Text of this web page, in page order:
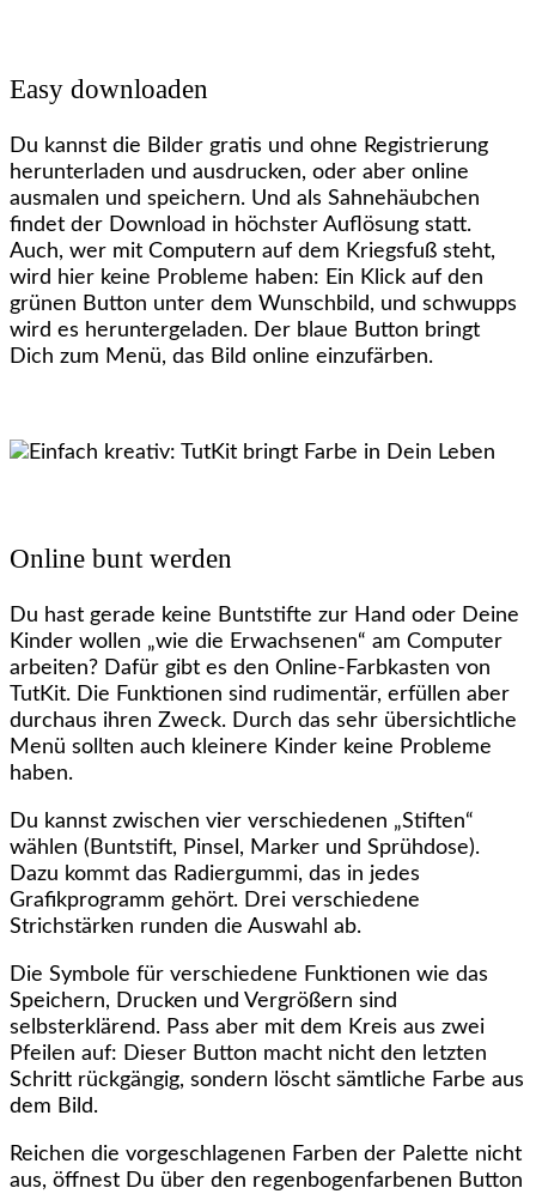
Easy downloaden
Du kannst die Bilder gratis und ohne Registrierung
herunterladen und ausdrucken, oder aber online
ausmalen und speichern. Und als Sahnehäubchen
findet der Download in höchster Auflösung statt.
Auch, wer mit Computern auf dem Kriegsfuß steht,
wird hier keine Probleme haben: Ein Klick auf den
grünen Button unter dem Wunschbild, und schwupps
wird es heruntergeladen. Der blaue Button bringt
Dich zum Menü, das Bild online einzufärben.
Online bunt werden
Du hast gerade keine Buntstifte zur Hand oder Deine
Kinder wollen „wie die Erwachsenen“ am Computer
arbeiten? Dafür gibt es den Online-Farbkasten von
TutKit. Die Funktionen sind rudimentär, erfüllen aber
durchaus ihren Zweck. Durch das sehr übersichtliche
Menü sollten auch kleinere Kinder keine Probleme
haben.
Du kannst zwischen vier verschiedenen „Stiften“
wählen (Buntstift, Pinsel, Marker und Sprühdose).
Dazu kommt das Radiergummi, das in jedes
Grafikprogramm gehört. Drei verschiedene
Strichstärken runden die Auswahl ab.
Die Symbole für verschiedene Funktionen wie das
Speichern, Drucken und Vergrößern sind
selbsterklärend. Pass aber mit dem Kreis aus zwei
Pfeilen auf: Dieser Button macht nicht den letzten
Schritt rückgängig, sondern löscht sämtliche Farbe aus
dem Bild.
Reichen die vorgeschlagenen Farben der Palette nicht
aus, öffnest Du über den regenbogenfarbenen Button